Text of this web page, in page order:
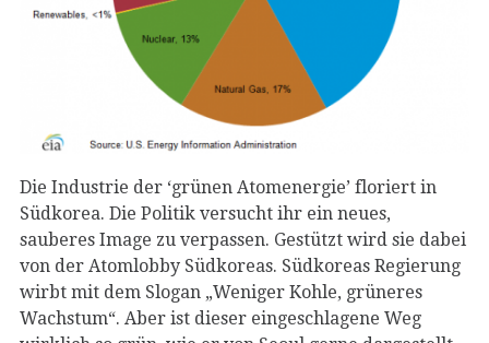
Die Industrie der ‘grünen Atomenergie’ floriert in
Südkorea. Die Politik versucht ihr ein neues,
sauberes Image zu verpassen. Gestützt wird sie dabei
von der Atomlobby Südkoreas. Südkoreas Regierung
wirbt mit dem Slogan „Weniger Kohle, grüneres
Wachstum“. Aber ist dieser eingeschlagene Weg